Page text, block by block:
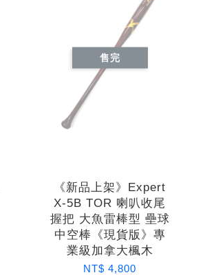
售完
《新品上架》Expert
X-5B TOR 喇叭收尾
握把 大魚雷棒型 壘球
中空棒《現貨版》專
業級加拿大楓木
NT$ 4,800